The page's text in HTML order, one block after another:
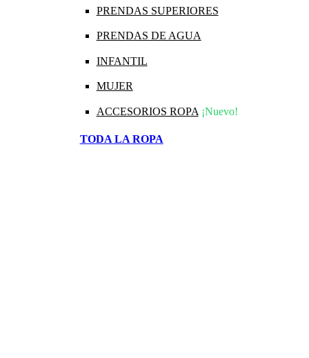
PRENDAS SUPERIORES
PRENDAS DE AGUA
INFANTIL
MUJER
ACCESORIOS ROPA ¡Nuevo!
TODA LA ROPA